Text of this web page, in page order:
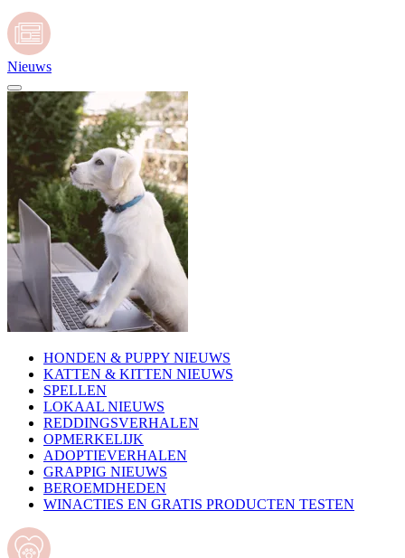
Nieuws
HONDEN & PUPPY NIEUWS
KATTEN & KITTEN NIEUWS
SPELLEN
LOKAAL NIEUWS
REDDINGSVERHALEN
OPMERKELIJK
ADOPTIEVERHALEN
GRAPPIG NIEUWS
BEROEMDHEDEN
WINACTIES EN GRATIS PRODUCTEN TESTEN